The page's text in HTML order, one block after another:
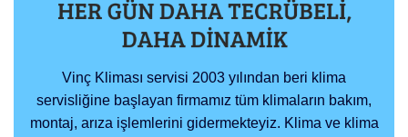
Vinç Kliması servisi 2003 yılından beri klima
servisliğine başlayan firmamız tüm klimaların bakım,
montaj, arıza işlemlerini gidermekteyiz. Klima ve klima